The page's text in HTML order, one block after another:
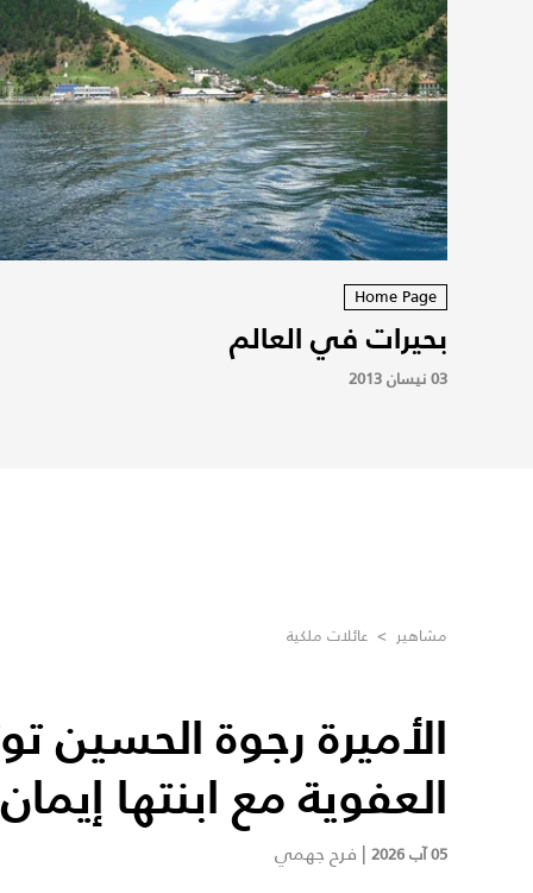
Home Page
بحيرات في العالم
03 نيسان 2013
مشاهير > عائلات ملكية
الأميرة رجوة الحسين
العفوية مع ابنتها إيمان
05 آب 2026 | فرح جهمي